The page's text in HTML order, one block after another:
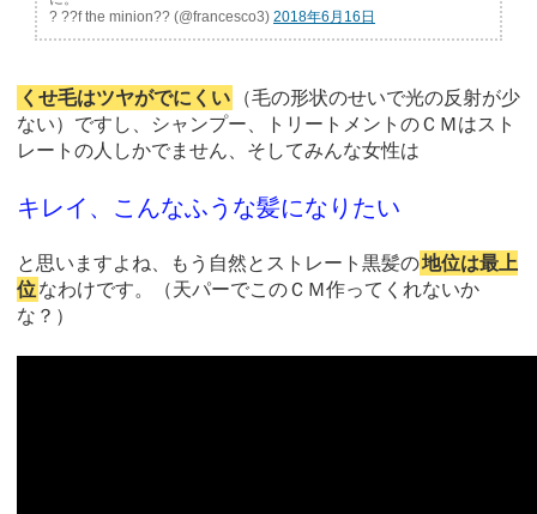
? ??f the minion?? (@francesco3) 2018年6月16日
くせ毛はツヤがでにくい
（毛の形状のせいで光の反射が少
ない）ですし、シャンプー、トリートメントのＣＭはスト
レートの人しかでません、そしてみんな女性は
キレイ、こんなふうな髪になりたい
と思いますよね、もう自然とストレート黒髪の地位は最上
位なわけです。（天パーでこのＣＭ作ってくれないか
な？）